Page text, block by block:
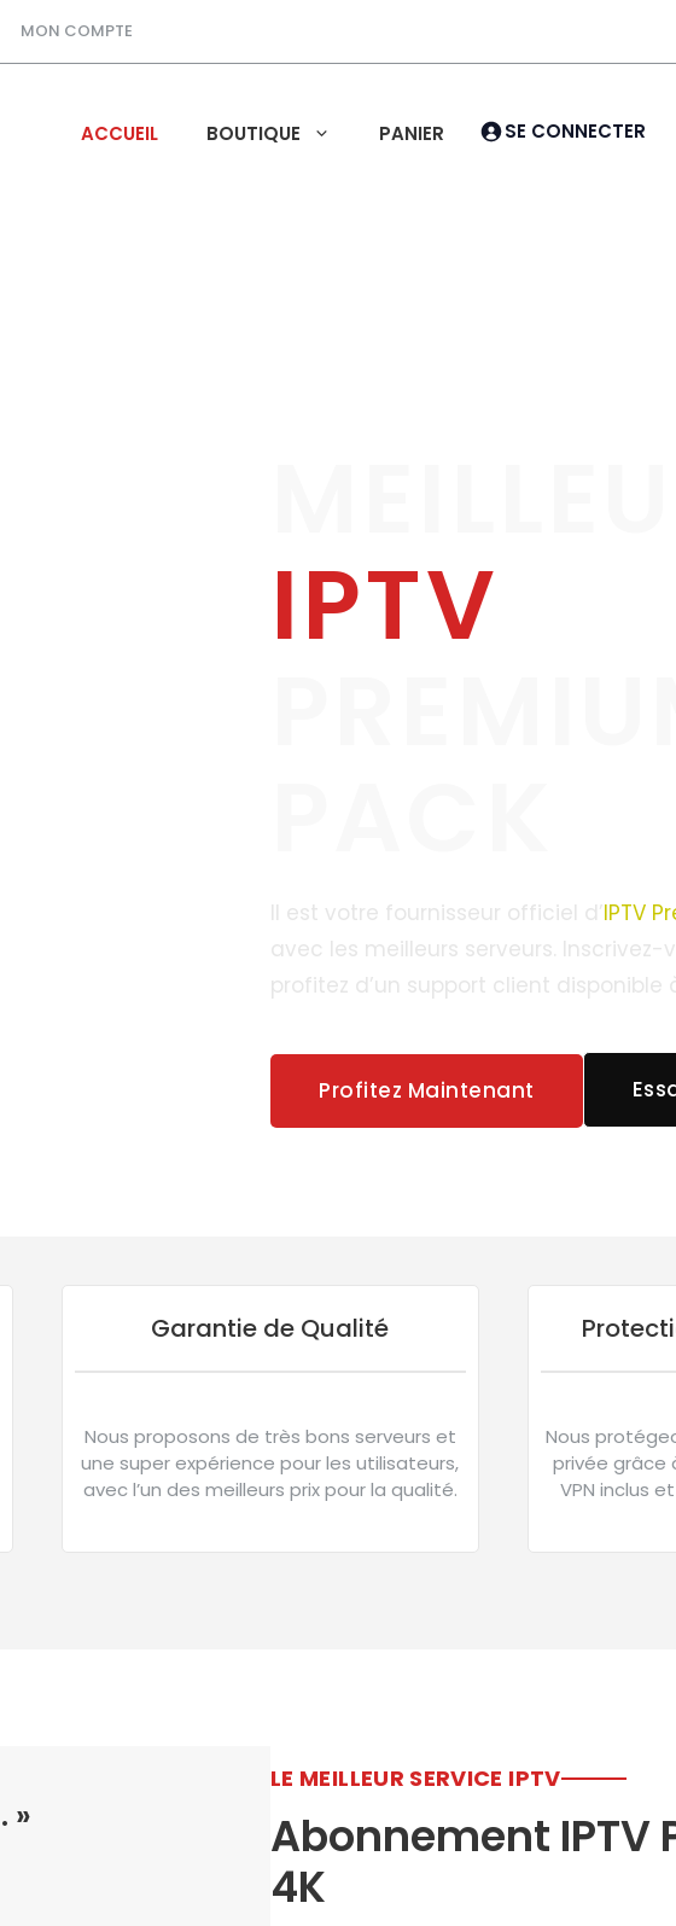
MON COMPTE
ACCUEIL BOUTIQUE PANIER SE CONNECTER
IPTV
Il est votre fournisseur officiel d’IPTV
avec les meilleurs serveurs.
profitez d’un support client disponible
Profitez Maintenant
Garantie de Qualité
Nous proposons de très bons serveurs et
une super expérience pour les utilisateurs,
avec l’un des meilleurs prix pour la qualité.
Nous
privée grâce
VPN inclus
»
LE MEILLEUR SERVICE IPTV
Abonnement IPTV
4K